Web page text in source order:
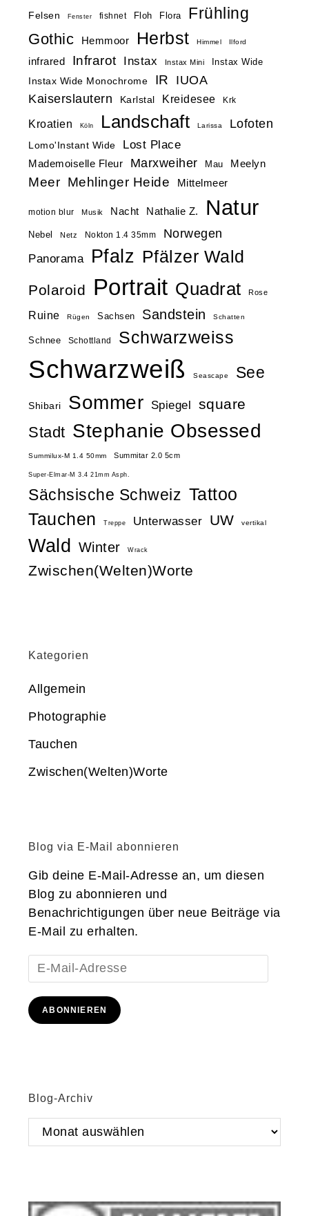
Felsen Fenster fishnet Floh Flora Frühling
Gothic Hemmoor Herbst Himmel Ilford
infrared Infrarot Instax Instax Mini
Instax Wide
Instax Wide Monochrome
IR
IUOA
Kaiserslautern
Karlstal Kreidesee Krk
Kroatien Köln Landschaft Larissa Lofoten
Lomo'Instant Wide Lost Place
Mademoiselle Fleur Marxweiher Mau Meelyn
Meer Mehlinger Heide Mittelmeer
motion blur Musik Nacht Nathalie Z. Natur
Nebel Netz Nokton 1.4 35mm Norwegen
Panorama Pfalz Pfälzer Wald
Polaroid Portrait Quadrat Rose
Ruine Rügen Sachsen Sandstein Schatten
Schnee Schottland Schwarzweiss
Schwarzweiß Seascape See
Shibari Sommer Spiegel square
Stadt Stephanie Obsessed
Summilux-M 1.4 50mm Summitar 2.0 5cm
Super-Elmar-M 3.4 21mm Asph.
Sächsische Schweiz Tattoo
Tauchen
Treppe Unterwasser UW vertikal
Wald Winter Wrack
Zwischen(Welten)Worte
Kategorien
Allgemein
Photographie
Tauchen
Zwischen(Welten)Worte
Blog via E-Mail abonnieren
Gib deine E-Mail-Adresse an, um diesen
Blog zu abonnieren und
Benachrichtigungen über neue Beiträge via
E-Mail zu erhalten.
E-
Mail-
Adresse
ABONNIEREN
Blog-Archiv
Blog-
Archiv